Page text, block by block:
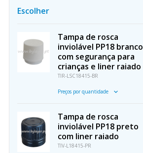
Escolher
Tampa de rosca
inviolável PP18 branco
com segurança para
crianças e liner raiado
TIR-LSC18415-BR
Preços por quantidade
Tampa de rosca
inviolável PP18 preto
com liner raiado
TIV-L18415-PR